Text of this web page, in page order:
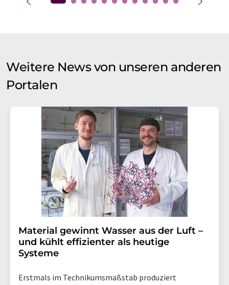
Weitere News von unseren anderen
Portalen
Material gewinnt Wasser aus der Luft –
und kühlt effizienter als heutige
Systeme
Erstmals im Technikumsmaßstab produziert